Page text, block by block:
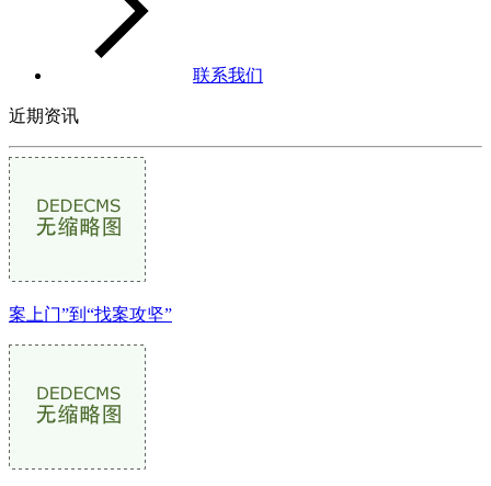
联系我们
近期资讯
案上门”到“找案攻坚”